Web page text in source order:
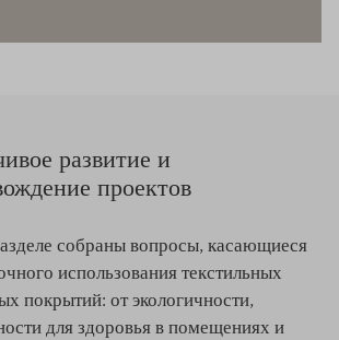
развитие и
проектов
собраны вопросы, касающиеся
использования текстильных
покрытий: от экологичности,
для здоровья в помещениях и